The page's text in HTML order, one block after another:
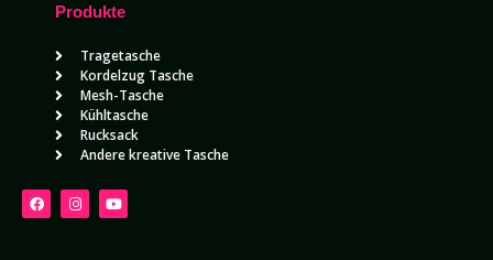
Produkte
Tragetasche
Kordelzug Tasche
Mesh-Tasche
Kühltasche
Rucksack
Andere kreative Tasche